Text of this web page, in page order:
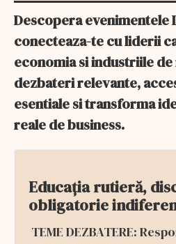
Descopera evenimentele
conecteaza-te cu liderii
economia si industriile
dezbateri relevante,
esentiale si transforma
reale de business.
Educația rutieră,
obligatorie
TEME DEZBATERE: Responsabilitatea